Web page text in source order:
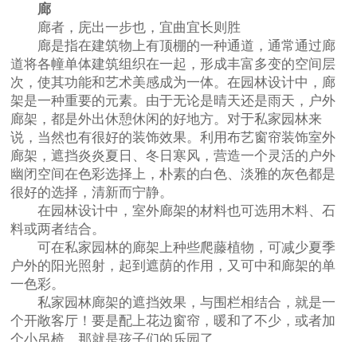
廊
廊者，庑出一步也，宜曲宜长则胜
廊是指在建筑物上有顶棚的一种通道，通常通过廊
道将各幢单体建筑组织在一起，形成丰富多变的空间层
次，使其功能和艺术美感成为一体。在园林设计中，廊
架是一种重要的元素。由于无论是晴天还是雨天，户外
廊架，都是外出休憩休闲的好地方。对于私家园林来
说，当然也有很好的装饰效果。利用布艺窗帘装饰室外
廊架，遮挡炎炎夏日、冬日寒风，营造一个灵活的户外
幽闭空间在色彩选择上，朴素的白色、淡雅的灰色都是
很好的选择，清新而宁静。
在园林设计中，室外廊架的材料也可选用木料、石
料或两者结合。
可在私家园林的廊架上种些爬藤植物，可减少夏季
户外的阳光照射，起到遮荫的作用，又可中和廊架的单
一色彩。
私家园林廊架的遮挡效果，与围栏相结合，就是一
个开敞客厅！要是配上花边窗帘，暖和了不少，或者加